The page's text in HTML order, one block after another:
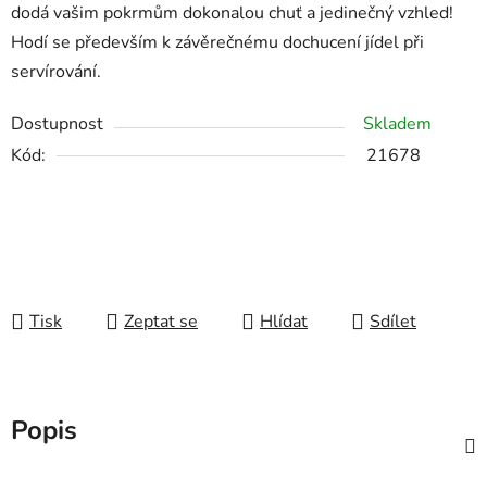
dodá vašim pokrmům dokonalou chuť a jedinečný vzhled!
Hodí se především k závěrečnému dochucení jídel při
servírování.
Dostupnost
Skladem
Kód:
21678
Tisk Zeptat se Hlídat Sdílet
Popis